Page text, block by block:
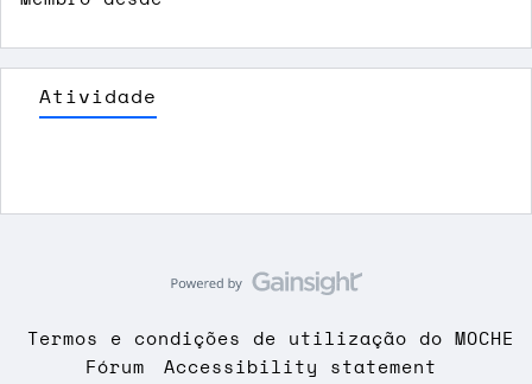
Atividade
Termos e condições de utilização do MOCHE
Fórum
Accessibility statement